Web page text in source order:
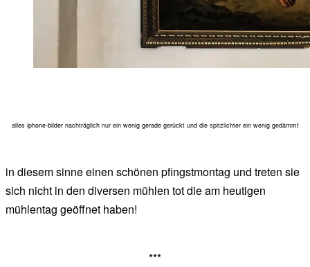
alles iphone-bilder nachträglich nur ein wenig gerade gerückt und die spitzlichter ein wenig gedämmt
in diesem sinne einen schönen pfingstmontag und treten sie
sich nicht in den diversen mühlen tot die am heutigen
mühlentag geöffnet haben!
***